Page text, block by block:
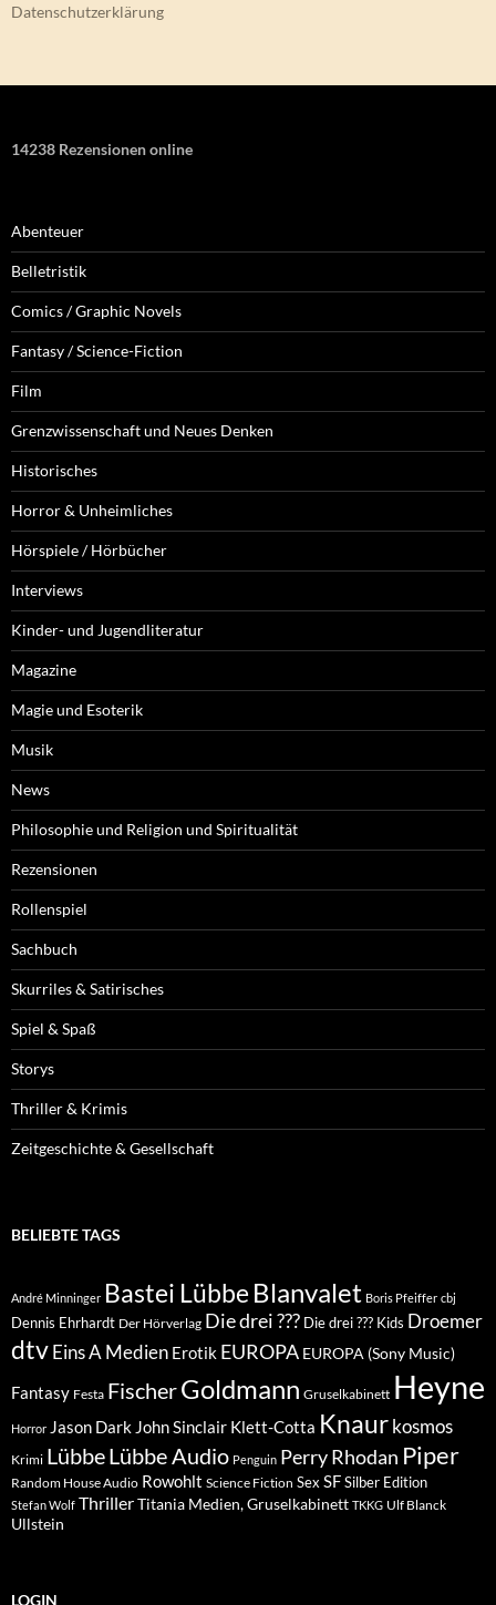
Datenschutzerklärung
14238 Rezensionen online
Abenteuer
Belletristik
Comics / Graphic Novels
Fantasy / Science-Fiction
Film
Grenzwissenschaft und Neues Denken
Historisches
Horror & Unheimliches
Hörspiele / Hörbücher
Interviews
Kinder- und Jugendliteratur
Magazine
Magie und Esoterik
Musik
News
Philosophie und Religion und Spiritualität
Rezensionen
Rollenspiel
Sachbuch
Skurriles & Satirisches
Spiel & Spaß
Storys
Thriller & Krimis
Zeitgeschichte & Gesellschaft
BELIEBTE TAGS
André Minninger Bastei Lübbe Blanvalet Boris Pfeiffer cbj
Dennis Ehrhardt Der Hörverlag Die drei ??? Die drei ??? Kids Droemer
dtvEins A Medien Erotik EUROPA EUROPA (Sony Music)
Fantasy Festa FischerGoldmann Gruselkabinett Heyne
Horror Jason Dark John Sinclair Klett-Cotta Knaur kosmos
Krimi LübbeLübbe Audio Penguin Perry Rhodan Piper
Random House Audio Rowohlt Science Fiction Sex SFSilber Edition
Stefan Wolf ThrillerTitania Medien, Gruselkabinett TKKG Ulf Blanck
Ullstein
LOGIN